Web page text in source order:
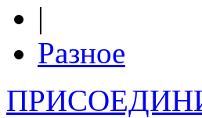
|
Разное